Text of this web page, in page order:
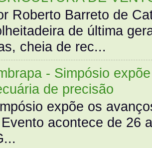
Roberto Barreto de
de última
cheia de rec...
- Simpósio
de precisão
expõe os
acontece de 26